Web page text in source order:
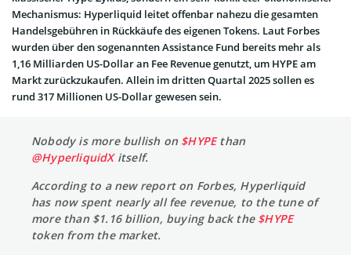
Mechanismus: Hyperliquid leitet offenbar nahezu die gesamten
Handelsgebühren in Rückkäufe des eigenen Tokens. Laut Forbes
wurden über den sogenannten Assistance Fund bereits mehr als
1,16 Milliarden US-Dollar an Fee Revenue genutzt, um HYPE am
Markt zurückzukaufen. Allein im dritten Quartal 2025 sollen es
rund 317 Millionen US-Dollar gewesen sein.
Nobody is more bullish on $HYPEthan
@HyperliquidXitself.
According to a new report on Forbes, Hyperliquid
has now spent nearly all fee revenue, to the tune of
more than $1.16 billion, buying back the $HYPE
token from the market.